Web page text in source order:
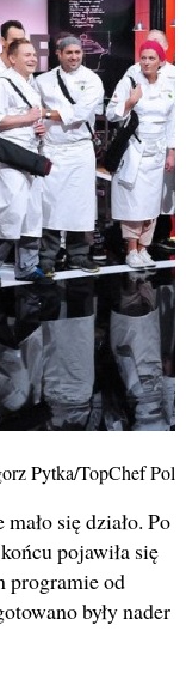
Pytka/TopChef
się działo. Po
pojawiła się
programie od
były nader